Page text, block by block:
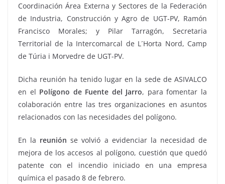
Coordinación Área Externa y Sectores de la Federación
de Industria, Construcción y Agro de UGT-PV, Ramón
Francisco Morales; y Pilar Tarragón, Secretaria
Territorial de la Intercomarcal de L´Horta Nord, Camp
de Túria i Morvedre de UGT-PV.
Dicha reunión ha tenido lugar en la sede de ASIVALCO
en el Polígono de Fuente del Jarro, para fomentar la
colaboración entre las tres organizaciones en asuntos
relacionados con las necesidades del polígono.
En la reunión se volvió a evidenciar la necesidad de
mejora de los accesos al polígono, cuestión que quedó
patente con el incendio iniciado en una empresa
química el pasado 8 de febrero.